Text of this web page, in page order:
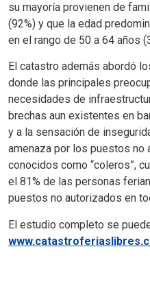
su mayoría provienen de
(92%) y que la edad
en el rango de 50 a 64 años
El catastro además abordó
donde las principales
necesidades de
brechas aun existentes en
y a la sensación de
amenaza por los puestos no
conocidos como “coleros”,
el 81% de las personas
puestos no autorizados en
El estudio completo se